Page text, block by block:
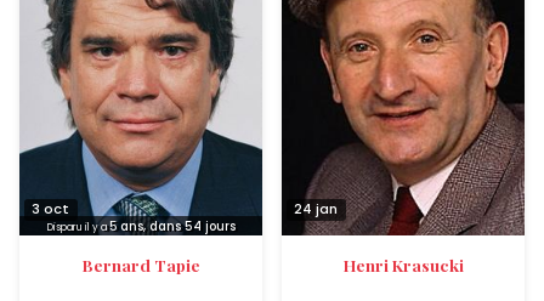
Disparu il y a5ans, dans 54 jours
3 oct
Bernard Tapie
24 jan
Henri Krasucki